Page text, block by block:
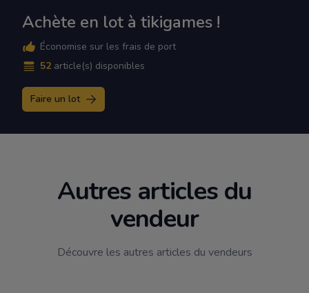
Achète en lot à tikigames !
Économise sur les frais de port
52 article(s) disponibles
Faire un lot
Autres articles du
vendeur
Découvre les autres articles du vendeurs